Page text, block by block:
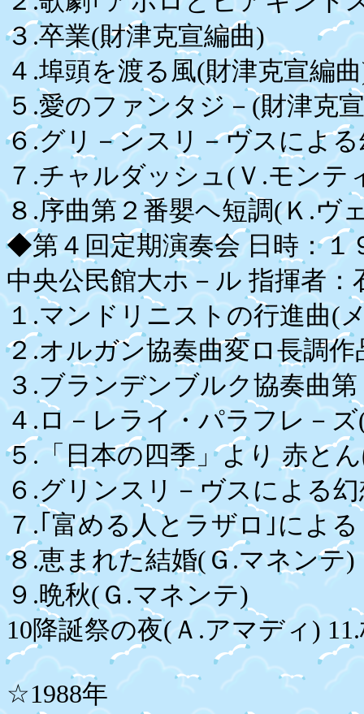
３.卒業(財津克宣編曲)
４.埠頭を渡る風(財津克宣編
５.愛のファンタジ－(財津克
６.グリ－ンスリ－ヴスによ
７.チャルダッシュ(Ｖ.モンテ
８.序曲第２番嬰ヘ短調(Ｋ.ヴ
◆第４回定期演奏会 日時：
中央公民館大ホ－ル 指揮者
１.マンドリニストの行進曲(
２.オルガン協奏曲変ロ長調
３.ブランデンブルク協奏曲
４.ロ－レライ・パラフレ－
５.「日本の四季」より 赤
６.グリンスリ－ヴスによる
７.｢富める人とラザロ｣によ
８.恵まれた結婚(Ｇ.マネンテ)
９.晩秋(Ｇ.マネンテ)
10降誕祭の夜(Ａ.アマディ)
☆1988年